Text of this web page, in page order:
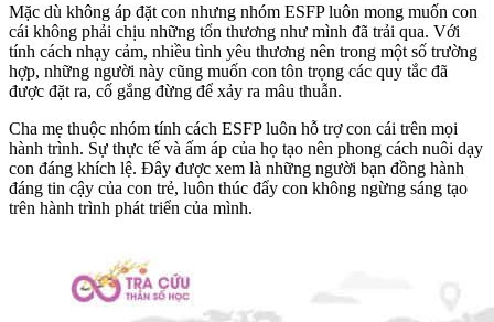
Mặc dù không áp đặt con nhưng nhóm ESFP luôn mong muốn con
cái không phải chịu những tổn thương như mình đã trải qua. Với
tính cách nhạy cảm, nhiều tình yêu thương nên trong một số trường
hợp, những người này cũng muốn con tôn trọng các quy tắc đã
được đặt ra, cố gắng đừng để xảy ra mâu thuẫn.
Cha mẹ thuộc nhóm tính cách ESFP luôn hỗ trợ con cái trên mọi
hành trình. Sự thực tế và ấm áp của họ tạo nên phong cách nuôi dạy
con đáng khích lệ. Đây được xem là những người bạn đồng hành
đáng tin cậy của con trẻ, luôn thúc đẩy con không ngừng sáng tạo
trên hành trình phát triển của mình.